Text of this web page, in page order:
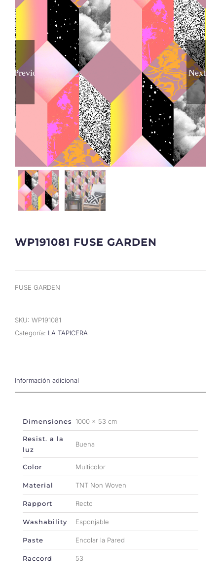
Previous Next
WP191081 FUSE GARDEN
FUSE GARDEN
SKU: WP191081
Categoría: LA TAPICERA
Información adicional
Dimensiones 1000 × 53 cm
Resist. a la
luz
Buena
Color Multicolor
Material TNT Non Woven
Rapport Recto
Washability Esponjable
Paste Encolar la Pared
Raccord 53